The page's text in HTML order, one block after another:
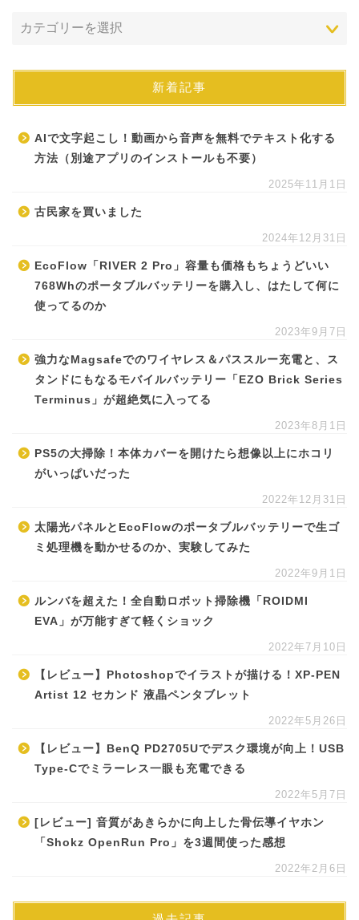
新着記事
AIで文字起こし！動画から音声を無料でテキスト化する
方法（別途アプリのインストールも不要）
2025年11月1日
古民家を買いました
2024年12月31日
EcoFlow「RIVER 2 Pro」容量も価格もちょうどいい
768Whのポータブルバッテリーを購入し、はたして何に
使ってるのか
2023年9月7日
強力なMagsafeでのワイヤレス＆パススルー充電と、ス
タンドにもなるモバイルバッテリー「EZO Brick Series
Terminus」が超絶気に入ってる
2023年8月1日
PS5の大掃除！本体カバーを開けたら想像以上にホコリ
がいっぱいだった
2022年12月31日
太陽光パネルとEcoFlowのポータブルバッテリーで生ゴ
ミ処理機を動かせるのか、実験してみた
2022年9月1日
ルンバを超えた！全自動ロボット掃除機「ROIDMI
EVA」が万能すぎて軽くショック
2022年7月10日
【レビュー】Photoshopでイラストが描ける！XP-PEN
Artist 12 セカンド 液晶ペンタブレット
2022年5月26日
【レビュー】BenQ PD2705Uでデスク環境が向上！USB
Type-Cでミラーレス一眼も充電できる
2022年5月7日
[レビュー] 音質があきらかに向上した骨伝導イヤホン
「Shokz OpenRun Pro」を3週間使った感想
2022年2月6日